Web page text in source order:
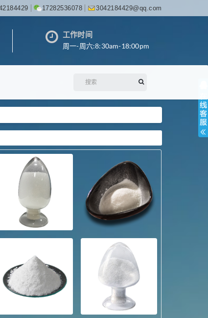
17282536078 3042184429@qq.com
工作时间
周一-周六:8:30am-18:00pm